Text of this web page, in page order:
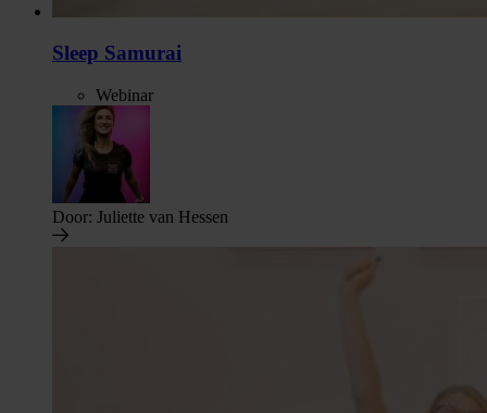
Sleep Samurai
Webinar
Door: Juliette van Hessen